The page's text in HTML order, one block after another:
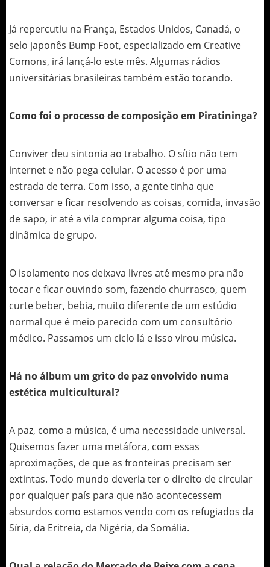
Já repercutiu na França, Estados Unidos, Canadá, o
selo japonês Bump Foot, especializado em Creative
Comons, irá lançá-lo este mês. Algumas rádios
universitárias brasileiras também estão tocando.
Como foi o processo de composição em Piratininga?
Conviver deu sintonia ao trabalho. O sítio não tem
internet e não pega celular. O acesso é por uma
estrada de terra. Com isso, a gente tinha que
conversar e ficar resolvendo as coisas, comida, invasão
de sapo, ir até a vila comprar alguma coisa, tipo
dinâmica de grupo.
O isolamento nos deixava livres até mesmo pra não
tocar e ficar ouvindo som, fazendo churrasco, quem
curte beber, bebia, muito diferente de um estúdio
normal que é meio parecido com um consultório
médico. Passamos um ciclo lá e isso virou música.
Há no álbum um grito de paz envolvido numa
estética multicultural?
A paz, como a música, é uma necessidade universal.
Quisemos fazer uma metáfora, com essas
aproximações, de que as fronteiras precisam ser
extintas. Todo mundo deveria ter o direito de circular
por qualquer país para que não acontecessem
absurdos como estamos vendo com os refugiados da
Síria, da Eritreia, da Nigéria, da Somália.